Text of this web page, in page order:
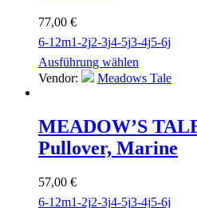
77,00 €
6-12m1-2j2-3j4-5j3-4j5-6j
Ausführung wählen
Vendor:
Meadows Tale
MEADOW’S
Pullover, Marine
57,00 €
6-12m1-2j2-3j4-5j3-4j5-6j